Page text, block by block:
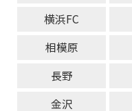
横浜FC
相模原
長野
金沢